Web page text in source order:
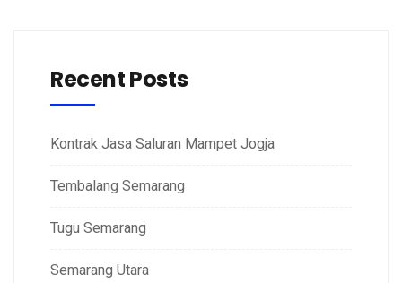
Recent Posts
Kontrak Jasa Saluran Mampet Jogja
Tembalang Semarang
Tugu Semarang
Semarang Utara